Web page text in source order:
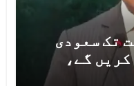
6 سے8 اگست تک سعودی
گے،